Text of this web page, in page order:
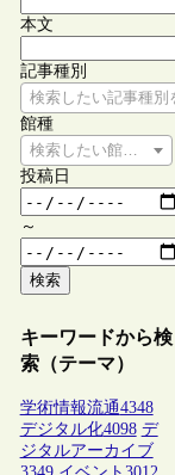
本文
記事種別
検索したい記事種別
館種
検索したい館種を選
投稿日
～
検索
キーワードから検
索（テーマ）
学術情報流通4348
デジタル化4098 デ
ジタルアーカイブ